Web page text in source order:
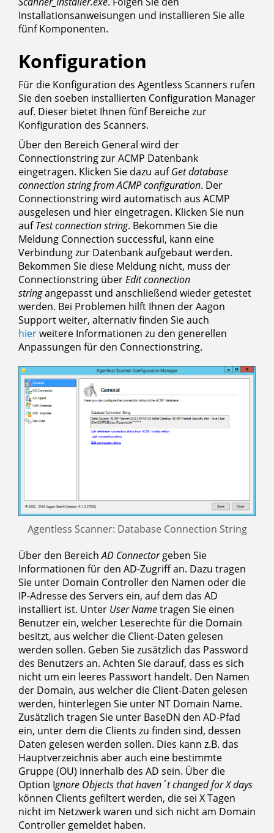
Installationsanweisungen und installieren Sie alle
fünf Komponenten.
Konfiguration
Für die Konfiguration des Agentless Scanners rufen
Sie den soeben installierten Configuration Manager
auf. Dieser bietet Ihnen fünf Bereiche zur
Konfiguration des Scanners.
Über den Bereich General wird der
Connectionstring zur ACMP Datenbank
eingetragen. Klicken Sie dazu aufGet database
connection string from ACMP configuration. Der
Connectionstring wird automatisch aus ACMP
ausgelesen und hier eingetragen. Klicken Sie nun
aufTest connection string. Bekommen Sie die
Meldung Connection successful, kann eine
Verbindung zur Datenbank aufgebaut werden.
Bekommen Sie diese Meldung nicht, muss der
Connectionstring überEdit connection
stringangepasst und anschließend wieder getestet
werden. Bei Problemen hilft Ihnen der Aagon
Support weiter, alternativ finden Sie auch
hierweitere Informationen zu den generellen
Anpassungen für den Connectionstring.
Agentless Scanner: Database Connection String
Über den BereichAD Connectorgeben Sie
Informationen für den AD-Zugriff an. Dazu tragen
Sie unter Domain Controller den Namen oder die
IP-Adresse des Servers ein, auf dem das AD
installiert ist. Unter User Nametragen Sie einen
Benutzer ein, welcher Leserechte für die Domain
besitzt, aus welcher die Client-Daten gelesen
werden sollen. Geben Sie zusätzlich das Password
des Benutzers an. Achten Sie darauf, dass es sich
nicht um ein leeres Passwort handelt. Den Namen
der Domain, aus welcher die Client-Daten gelesen
werden, hinterlegen Sie unter NT Domain Name.
Zusätzlich tragen Sie unter BaseDN den AD-Pfad
ein, unter dem die Clients zu finden sind, dessen
Daten gelesen werden sollen. Dies kann z.B. das
Hauptverzeichnis aber auch eine bestimmte
Gruppe (OU) innerhalb des AD sein. Über die
Option Ignore Objects that haven´t changed for X days
können Clients gefiltert werden, die sei X Tagen
nicht im Netzwerk waren und sich nicht am Domain
Controller gemeldet haben.